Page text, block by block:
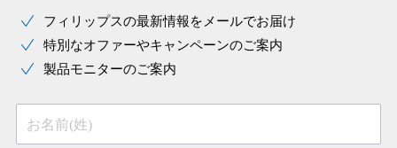
フィリップスの最新情報をメールでお届け
特別なオファーやキャンペーンのご案内
製品モニターのご案内
お名前(姓)